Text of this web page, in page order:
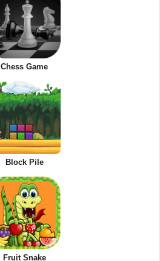
Chess Game
Block Pile
Fruit Snake